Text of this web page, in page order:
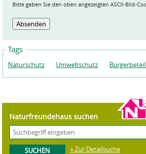
Bitte geben Sie den oben angezeigten ASCII-Bild-
Tags
Naturschutz Umweltschutz
Naturfreundehaus suchen
» Zur Detailsuche